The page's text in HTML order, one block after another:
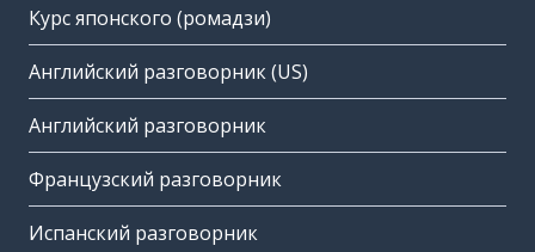
Курс японского (ромадзи)
Английский разговорник (US)
Английский разговорник
Французский разговорник
Испанский разговорник